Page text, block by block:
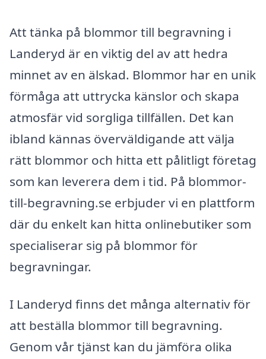
Att tänka på blommor till begravning i
Landeryd är en viktig del av att hedra
minnet av en älskad. Blommor har en unik
förmåga att uttrycka känslor och skapa
atmosfär vid sorgliga tillfällen. Det kan
ibland kännas överväldigande att välja
rätt blommor och hitta ett pålitligt företag
som kan leverera dem i tid. På blommor-
till-begravning.se erbjuder vi en plattform
där du enkelt kan hitta onlinebutiker som
specialiserar sig på blommor för
begravningar.
I Landeryd finns det många alternativ för
att beställa blommor till begravning.
Genom vår tjänst kan du jämföra olika